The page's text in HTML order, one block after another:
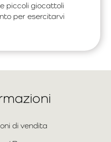
piccoli giocattoli
per esercitarvi
di vendita